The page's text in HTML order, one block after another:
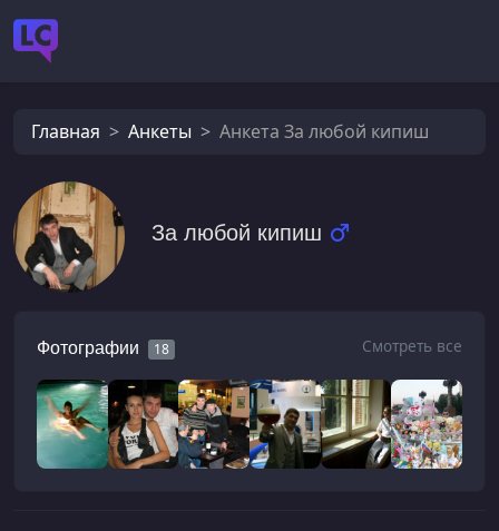
Главная Анкеты Анкета За любой кипиш
За любой кипиш
Фотографии 18 Смотреть все